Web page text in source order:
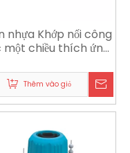
nhựa Khớp nối công
một chiều thích ứng
Thêm vào giỏ